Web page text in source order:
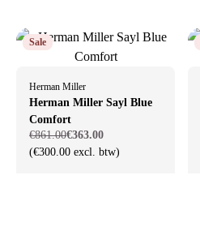
Sale
Herman Miller
Herman Miller Sayl Blue
Comfort
€861.00€363.00
(€300.00 excl. btw)